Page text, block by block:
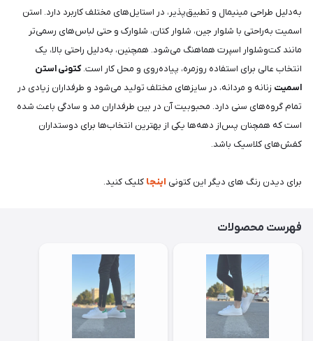
به‌دلیل طراحی مینیمال و تطبیق‌پذیر، در استایل‌های مختلف کاربرد دارد. استن
اسمیت به‌راحتی با شلوار جین، شلوار کتان، شلوارک و حتی لباس‌های رسمی‌تر
مانند کت‌وشلوار اسپرت هماهنگ می‌شود. همچنین، به‌دلیل راحتی بالا، یک
انتخاب عالی برای استفاده روزمره، پیاده‌روی و محل کار است.کتونی استن
اسمیت زنانه و مردانه، در سایزهای مختلف تولید می‌شود و طرفداران زیادی در
تمام گروه‌های سنی دارد. محبوبیت آن در بین طرفداران مد و سادگی باعث شده
است که همچنان پس‌از دهه‌ها یکی از بهترین انتخاب‌ها برای دوستداران
کفش‌های کلاسیک باشد.
برای دیدن رنگ های دیگر این کتونی اینجا کلیک کنید.
فهرست محصولات